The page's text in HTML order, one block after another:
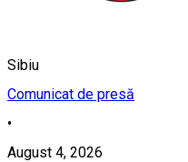
Sibiu
Comunicat de presă
•
August 4, 2026